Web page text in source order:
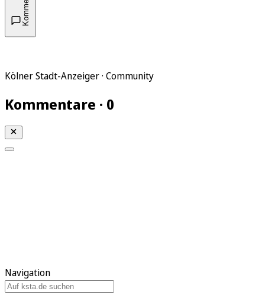
Kölner Stadt-Anzeiger · Community
Kommentare · 0
Navigation